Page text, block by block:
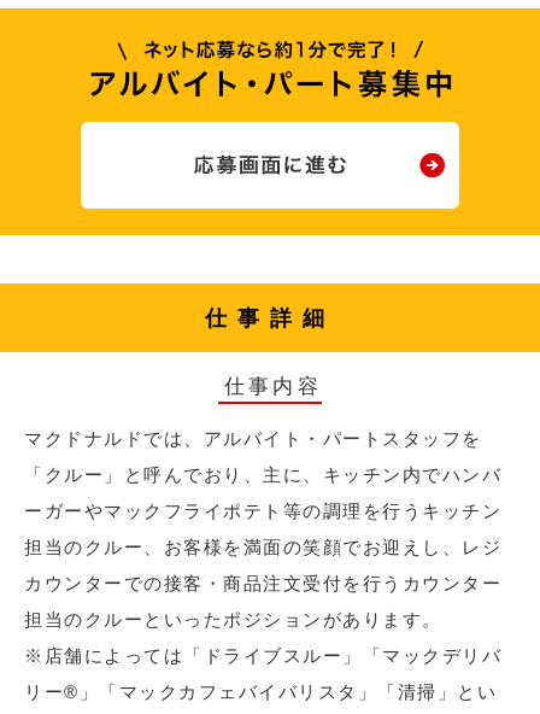
仕事詳細
仕事内容
マクドナルドでは、アルバイト・パートスタッフを
「クルー」と呼んでおり、主に、キッチン内でハンバ
ーガーやマックフライポテト等の調理を行うキッチン
担当のクルー、お客様を満面の笑顔でお迎えし、レジ
カウンターでの接客・商品注文受付を行うカウンター
担当のクルーといったポジションがあります。
※店舗によっては「ドライブスルー」「マックデリバ
リー®︎」「マックカフェバイバリスタ」「清掃」とい